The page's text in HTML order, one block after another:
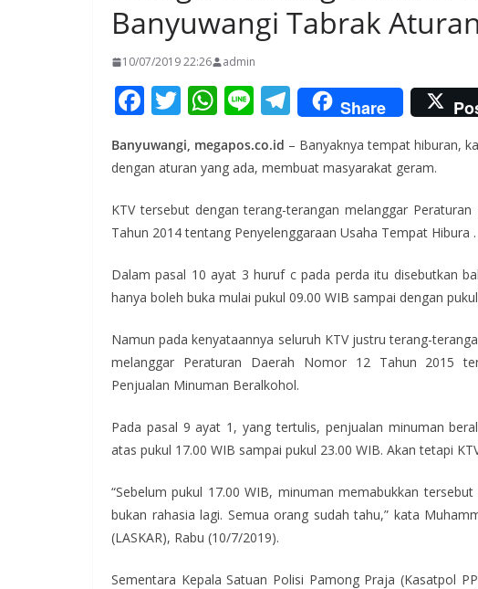
Banyuwangi Tabrak Aturan
10/07/2019 22:26 admin
F
e
o
o
k
T
w
itt
er
W
at
s
A
p
p
Li
e
T
el
e
a
m
Share
Banyuwangi, megapos.co.id – Banyaknya tempat hiburan,
dengan aturan yang ada, membuat masyarakat geram.
KTV tersebut dengan terang-terangan melanggar
Tahun 2014 tentang Penyelenggaraan Usaha Tempat Hibura .
Dalam pasal 10 ayat 3 huruf c pada perda itu disebutkan
hanya boleh buka mulai pukul 09.00 WIB sampai dengan
Namun pada kenyataannya seluruh KTV justru terang-
melanggar Peraturan Daerah Nomor 12 Tahun 2015
Penjualan Minuman Beralkohol.
Pada pasal 9 ayat 1, yang tertulis, penjualan minuman
atas pukul 17.00 WIB sampai pukul 23.00 WIB. Akan tetapi
“Sebelum pukul 17.00 WIB, minuman memabukkan
bukan rahasia lagi. Semua orang sudah tahu,” kata
(LASKAR), Rabu (10/7/2019).
Sementara Kepala Satuan Polisi Pamong Praja (Kasatpol